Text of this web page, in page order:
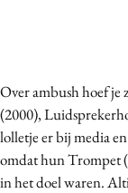
Contentmarketing
Craft
Customer
Data & Insights
Over ambush hoef je
(2000),
lolletje er bij media
omdat hun Trompet
in het doel waren.